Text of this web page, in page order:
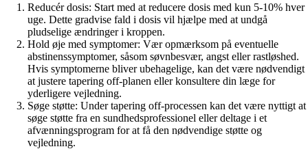
Reducér dosis: Start med at reducere dosis med kun 5-10% hver
uge. Dette gradvise fald i dosis vil hjælpe med at undgå
pludselige ændringer i kroppen.
Hold øje med symptomer: Vær opmærksom på eventuelle
abstinenssymptomer, såsom søvnbesvær, angst eller rastløshed.
Hvis symptomerne bliver ubehagelige, kan det være nødvendigt
at justere tapering off-planen eller konsultere din læge for
yderligere vejledning.
Søge støtte: Under tapering off-processen kan det være nyttigt at
søge støtte fra en sundhedsprofessionel eller deltage i et
afvænningsprogram for at få den nødvendige støtte og
vejledning.